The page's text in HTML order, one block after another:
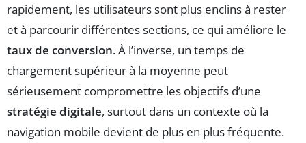
rapidement, les utilisateurs sont plus enclins à rester
et à parcourir différentes sections, ce qui améliore le
taux de conversion. À l’inverse, un temps de
chargement supérieur à la moyenne peut
sérieusement compromettre les objectifs d’une
stratégie digitale, surtout dans un contexte où la
navigation mobile devient de plus en plus fréquente.